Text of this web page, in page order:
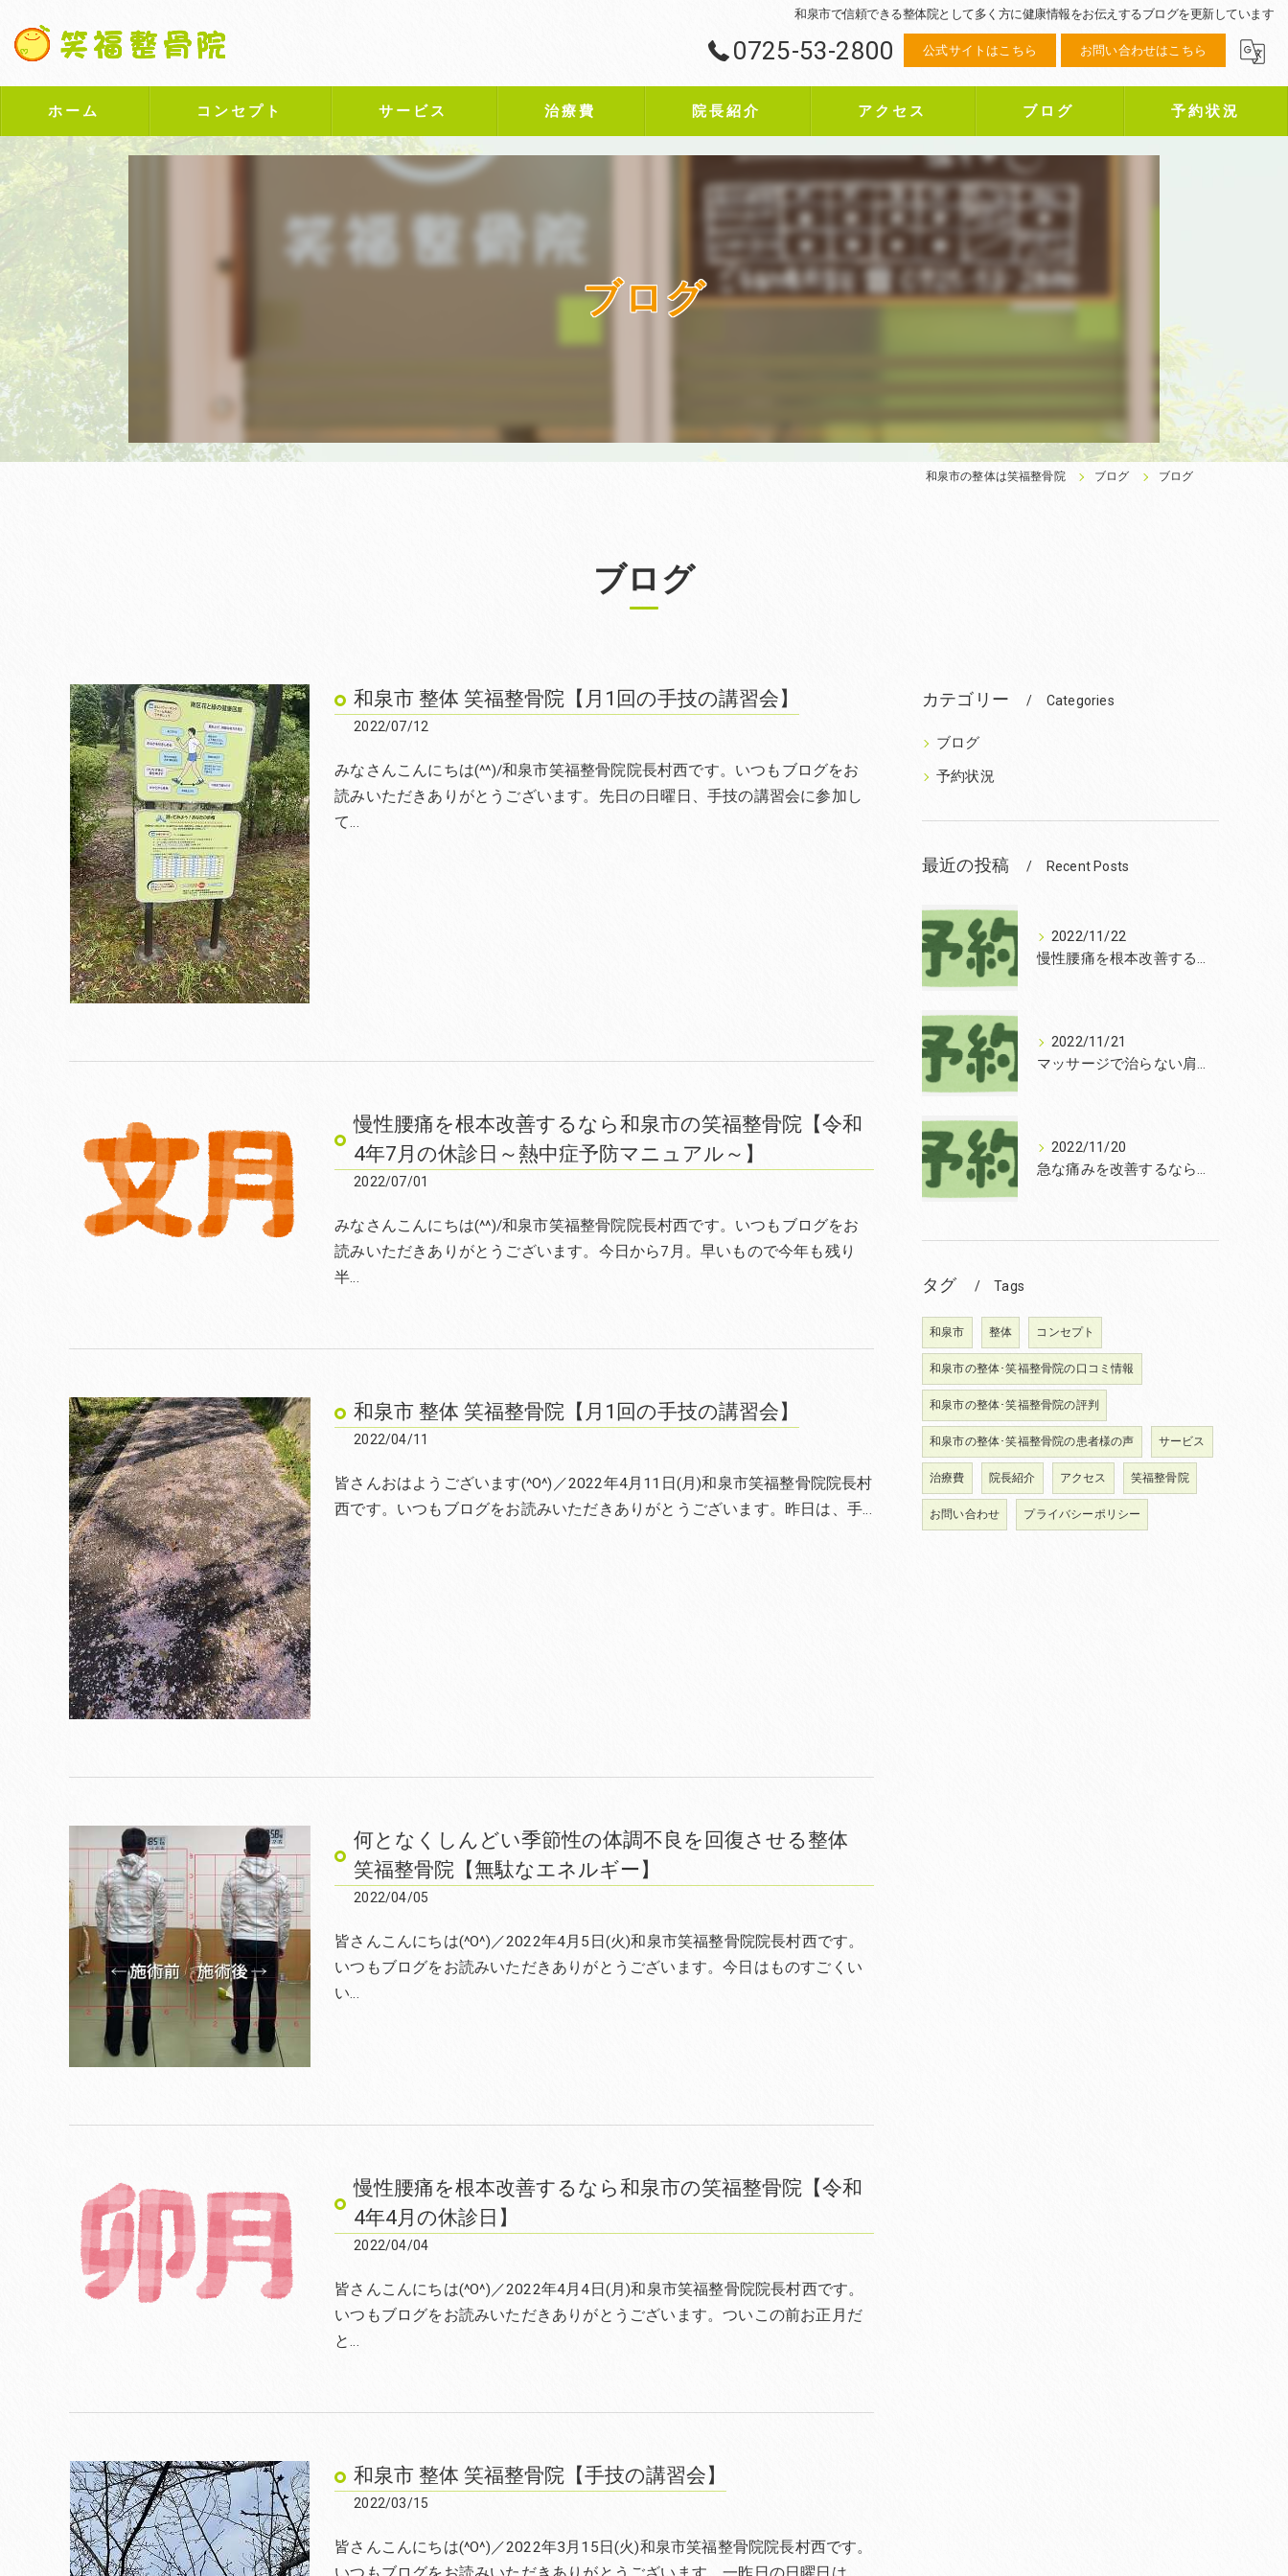
和泉市で信頼できる整体院として多く方に健康情報をお伝えするブログを更新しています
0725-53-2800 公式サイトはこちら お問い合わせはこちら
ホーム コンセプト サービス 治療費 院長紹介 アクセス ブログ 予約状況
ブログ
和泉市の整体は笑福整骨院 ブログ ブログ
ブログ
和泉市 整体 笑福整骨院【月1回の手技の講習会】
2022/07/12
みなさんこんにちは(^^)/和泉市笑福整骨院院長村西です。いつもブログをお
読みいただきありがとうございます。先日の日曜日、手技の講習会に参加し
て…
慢性腰痛を根本改善するなら和泉市の笑福整骨院【令和
4年7月の休診日～熱中症予防マニュアル～】
2022/07/01
みなさんこんにちは(^^)/和泉市笑福整骨院院長村西です。いつもブログをお
読みいただきありがとうございます。今日から7月。早いもので今年も残り
半…
和泉市 整体 笑福整骨院【月1回の手技の講習会】
2022/04/11
皆さんおはようございます(^O^)／2022年4月11日(月)和泉市笑福整骨院院長村
西です。いつもブログをお読みいただきありがとうございます。昨日は、手…
何となくしんどい季節性の体調不良を回復させる整体
笑福整骨院【無駄なエネルギー】
2022/04/05
皆さんこんにちは(^O^)／2022年4月5日(火)和泉市笑福整骨院院長村西です。
いつもブログをお読みいただきありがとうございます。今日はものすごくい
い…
慢性腰痛を根本改善するなら和泉市の笑福整骨院【令和
4年4月の休診日】
2022/04/04
皆さんこんにちは(^O^)／2022年4月4日(月)和泉市笑福整骨院院長村西です。
いつもブログをお読みいただきありがとうございます。ついこの前お正月だ
と…
和泉市 整体 笑福整骨院【手技の講習会】
2022/03/15
皆さんこんにちは(^O^)／2022年3月15日(火)和泉市笑福整骨院院長村西です。
カテゴリー Categories
ブログ
予約状況
最近の投稿 Recent Posts
2022/11/22
慢性腰痛を根本改善するなら和泉市の笑福整骨院【2022年11月22日の予約状況】
2022/11/21
マッサージで治らない肩こりを改善する無痛整体和泉市笑福整骨院【2022年11月21日の予約状況】
2022/11/20
急な痛みを改善するなら和泉市の土日診療の笑福整骨院【2022年11月20日の予約状況】
タグ Tags
和泉市 整体 コンセプト
和泉市の整体･笑福整骨院の口コミ情報
和泉市の整体･笑福整骨院の評判
和泉市の整体･笑福整骨院の患者様の声 サービス
治療費 院長紹介 アクセス 笑福整骨院
お問い合わせ プライバシーポリシー